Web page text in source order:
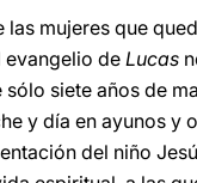
mujeres que
evangelio de Lucas
siete años de
y día en ayunos y
del niño